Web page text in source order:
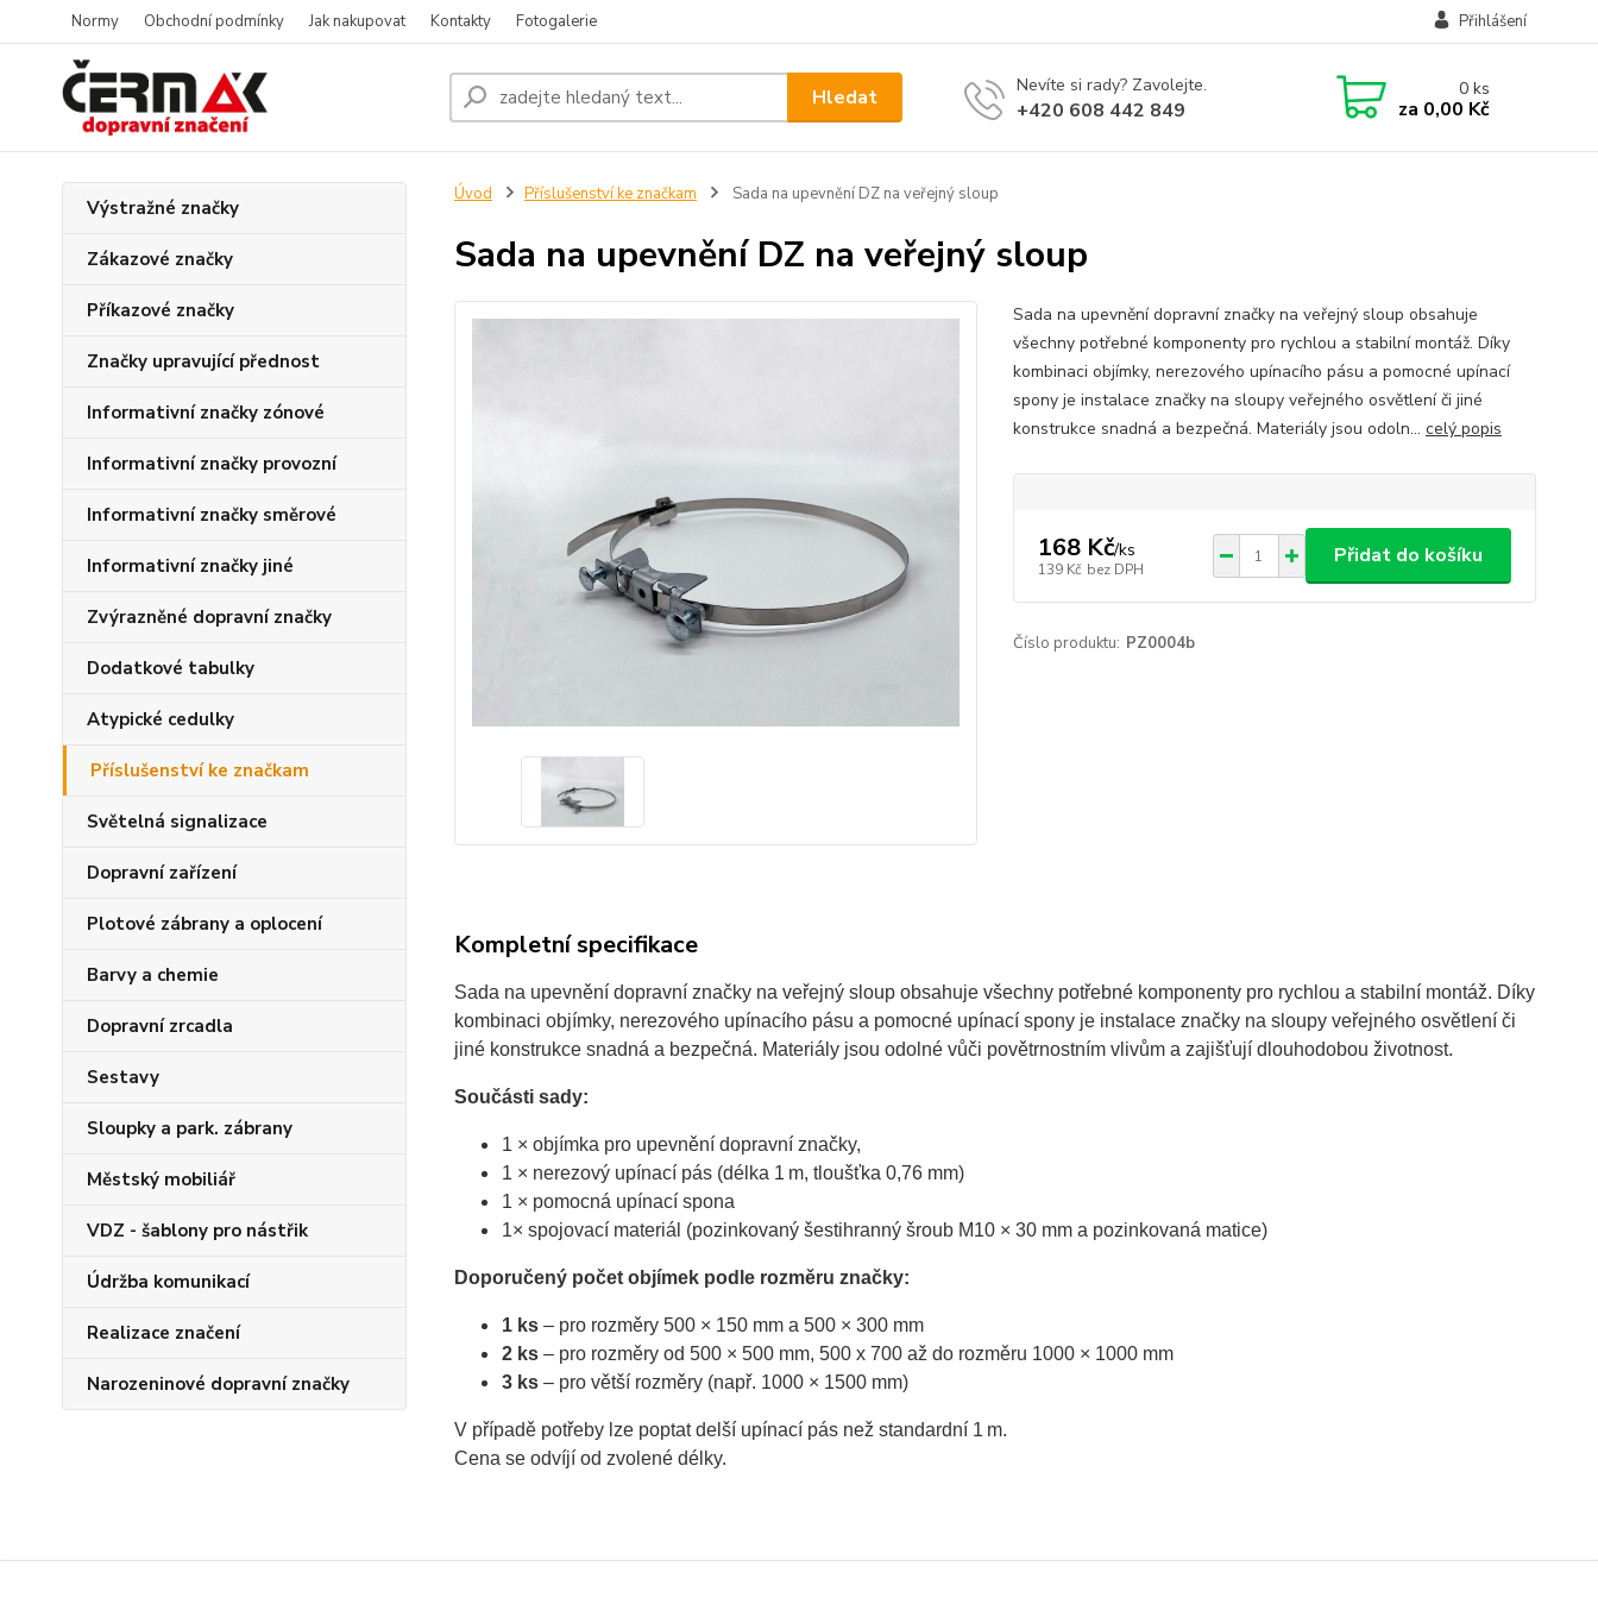
Normy Obchodní podmínky Jak nakupovat Kontakty Fotogalerie Přihlášení
Hledat Nevíte si rady? Zavolejte.
+420 608 442 849
0ks
za 0,00 Kč
Výstražné značky
Zákazové značky
Příkazové značky
Značky upravující přednost
Informativní značky zónové
Informativní značky provozní
Informativní značky směrové
Informativní značky jiné
Zvýrazněné dopravní značky
Dodatkové tabulky
Atypické cedulky
Příslušenství ke značkam
Světelná signalizace
Dopravní zařízení
Plotové zábrany a oplocení
Barvy a chemie
Dopravní zrcadla
Sestavy
Sloupky a park. zábrany
Městský mobiliář
VDZ - šablony pro nástřik
Údržba komunikací
Realizace značení
Narozeninové dopravní značky
Úvod Příslušenství ke značkam Sada na upevnění DZ na veřejný sloup
Sada na upevnění DZ na veřejný sloup
Sada na upevnění dopravní značky na veřejný sloup obsahuje
všechny potřebné komponenty pro rychlou a stabilní montáž. Díky
kombinaci objímky, nerezového upínacího pásu a pomocné upínací
spony je instalace značky na sloupy veřejného osvětlení či jiné
konstrukce snadná a bezpečná. Materiály jsou odoln... celý popis
168 Kč/ks
139 Kč bez DPH
Přidat do košíku
Číslo produktu: PZ0004b
Kompletní specifikace
Sada na upevnění dopravní značky na veřejný sloup obsahuje všechny potřebné komponenty pro rychlou a stabilní montáž. Díky
kombinaci objímky, nerezového upínacího pásu a pomocné upínací spony je instalace značky na sloupy veřejného osvětlení či
jiné konstrukce snadná a bezpečná. Materiály jsou odolné vůči povětrnostním vlivům a zajišťují dlouhodobou životnost.
Součásti sady:
1 × objímka pro upevnění dopravní značky,
1 × nerezový upínací pás (délka 1 m, tloušťka 0,76 mm)
1 × pomocná upínací spona
1× spojovací materiál (pozinkovaný šestihranný šroub M10 × 30 mm a pozinkovaná matice)
Doporučený počet objímek podle rozměru značky:
1 ks– pro rozměry 500 × 150 mm a 500 × 300 mm
2 ks– pro rozměry od 500 × 500 mm, 500 x 700 až do rozměru 1000 × 1000 mm
3 ks– pro větší rozměry (např. 1000 × 1500 mm)
V případě potřeby lze poptat delší upínací pás než standardní 1 m.
Cena se odvíjí od zvolené délky.